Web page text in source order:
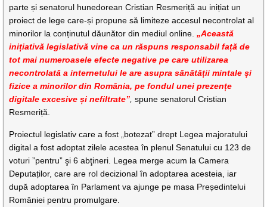
parte și senatorul hunedorean Cristian Resmeriță au inițiat un
proiect de lege care-și propune să limiteze accesul necontrolat al
minorilor la conținutul dăunător din mediul online. „Această
inițiativă legislativă vine ca un răspuns responsabil față de
tot mai numeroasele efecte negative pe care utilizarea
necontrolată a internetului le are asupra sănătății mintale și
fizice a minorilor din România, pe fondul unei prezențe
digitale excesive și nefiltrate” spune senatorul Cristian
Resmeriță.
Proiectul legislativ care a fost „botezat” drept Legea majoratului
digital a fost adoptat zilele acestea în plenul Senatului cu 123 de
voturi ”pentru” şi 6 abţineri. Legea merge acum la Camera
Deputaților, care are rol decizional în adoptarea acesteia, iar
după adoptarea în Parlament va ajunge pe masa Președintelui
României pentru promulgare.